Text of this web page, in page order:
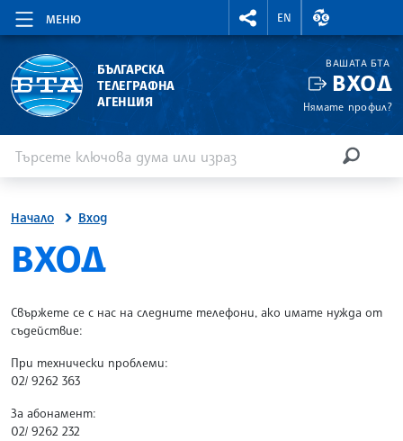
МЕНЮ
RIGHTMENU.SOCIAL
EN
ВАЛУТНИ
БЪЛГАРСКА
ТЕЛЕГРАФНА
АГЕНЦИЯ
ВАШАТА БТА
ВХОД
Нямате профил?
Начало Вход
SITE.BTA
ВХОД
Свържете се с нас на следните телефони, ако имате нужда от
съдействие:
При технически проблеми:
02/ 9262 363
За абонамент:
02/ 9262 232